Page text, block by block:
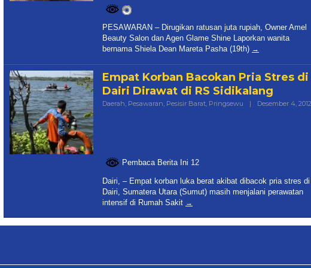
PESAWARAN – Dirugikan ratusan juta rupiah, Owner Amel
Beauty Salon dan Agen Glame Shine Laporkan wanita
bernama Shiela Dean Mareta Pasha (19th)
Empat Korban Bacokan Pria Stres di
Dairi Dirawat di RS Sidikalang
Daerah, Pesawaran, Pesisir Barat, Pringsewu | Desember 4, 2012
Pembaca Berita Ini 12
Dairi, – Empat korban luka berat akibat dibacok pria stres di
Dairi, Sumatera Utara (Sumut) masih menjalani perawatan
intensif di Rumah Sakit